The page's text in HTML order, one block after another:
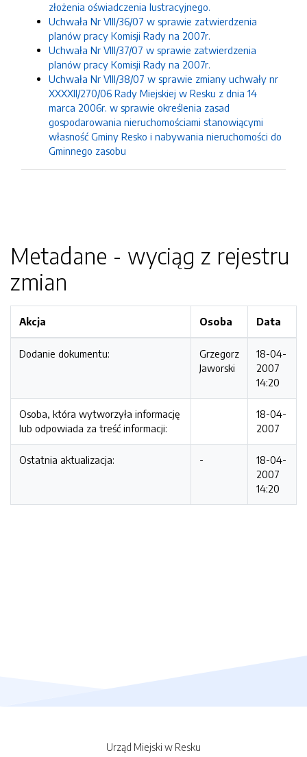
złożenia oświadczenia lustracyjnego.
Uchwała Nr VIII/36/07 w sprawie zatwierdzenia
planów pracy Komisji Rady na 2007r.
Uchwała Nr VIII/37/07 w sprawie zatwierdzenia
planów pracy Komisji Rady na 2007r.
Uchwała Nr VIII/38/07 w sprawie zmiany uchwały nr
XXXXII/270/06 Rady Miejskiej w Resku z dnia 14
marca 2006r. w sprawie określenia zasad
gospodarowania nieruchomościami stanowiącymi
własność Gminy Resko i nabywania nieruchomości do
Gminnego zasobu
Metadane - wyciąg z rejestru
zmian
Akcja Osoba Data
Dodanie dokumentu:
Grzegorz
Jaworski
18-04-
2007
14:20
Osoba, która wytworzyła informację
lub odpowiada za treść informacji:
18-04-
2007
Ostatnia aktualizacja: -
18-04-
2007
14:20
Urząd Miejski w Resku